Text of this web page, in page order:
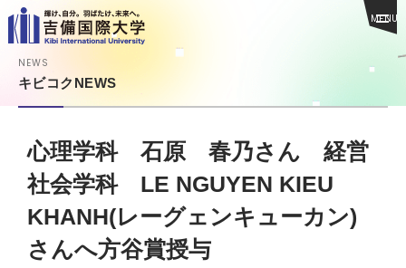
MENU
NEWS
キビコクNEWS
心理学科 石原 春乃さん 経営
社会学科 LE NGUYEN KIEU
KHANH(レーグェンキューカン)
さんへ方谷賞授与